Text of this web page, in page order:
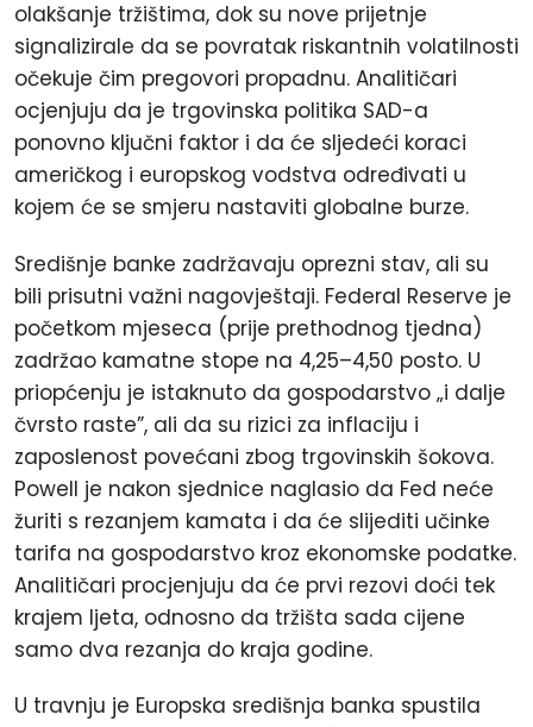
olakšanje tržištima, dok su nove prijetnje
signalizirale da se povratak riskantnih volatilnosti
očekuje čim pregovori propadnu. Analitičari
ocjenjuju da je trgovinska politika SAD-a
ponovno ključni faktor i da će sljedeći koraci
američkog i europskog vodstva određivati u
kojem će se smjeru nastaviti globalne burze.
Središnje banke zadržavaju oprezni stav, ali su
bili prisutni važni nagovještaji. Federal Reserve je
početkom mjeseca (prije prethodnog tjedna)
zadržao kamatne stope na 4,25–4,50 posto. U
priopćenju je istaknuto da gospodarstvo „i dalje
čvrsto raste”, ali da su rizici za inflaciju i
zaposlenost povećani zbog trgovinskih šokova.
Powell je nakon sjednice naglasio da Fed neće
žuriti s rezanjem kamata i da će slijediti učinke
tarifa na gospodarstvo kroz ekonomske podatke.
Analitičari procjenjuju da će prvi rezovi doći tek
krajem ljeta, odnosno da tržišta sada cijene
samo dva rezanja do kraja godine.
U travnju je Europska središnja banka spustila